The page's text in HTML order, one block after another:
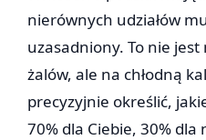
nierównych udziałów
uzasadniony. To nie
żalów, ale na chłodną
precyzyjnie określić,
70% dla Ciebie, 30% dla